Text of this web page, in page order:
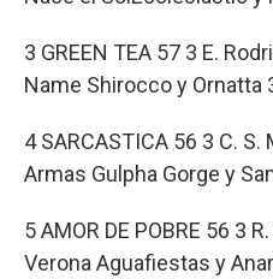
3 GREEN TEA 57 3 E.
Name Shirocco y Ornatta
4 SARCASTICA 56 3 C.
Armas Gulpha Gorge y
5 AMOR DE POBRE 56 3
Verona Aguafiestas y